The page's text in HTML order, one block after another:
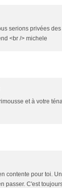
serions privées des
<br /> michele
et à votre
contente pour toi.
passer. C'est